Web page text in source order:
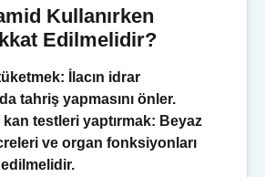
Kullanırken
Edilmelidir?
İlacın idrar
tahriş yapmasını önler.
kan testleri yaptırmak: Beyaz
ve organ fonksiyonları